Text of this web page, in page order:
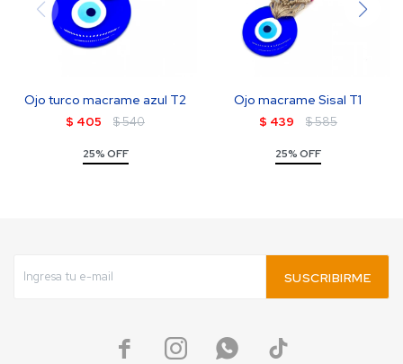
Ojo turco macrame azul T2
$ 405 $540
25% OFF
Ojo macrame Sisal T1
$ 439 $585
25% OFF
SUSCRIBIRME
   